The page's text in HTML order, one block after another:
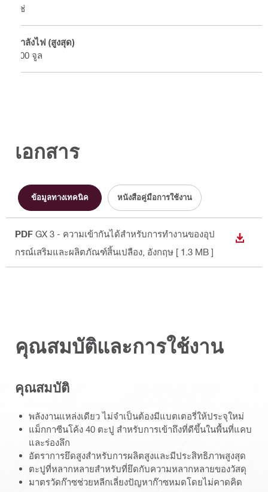
ใช่
กำลังไฟ (สูงสุด)
100 จูล
เอกสาร
ข้อมูลทางเทคนิค หนังสือคู่มือการใช้งาน
PDF GX 3 - ความเข้ากันได้สำหรับการทำงานของอุป
กรณ์เสริมและผลิตภัณฑ์สิ้นเปลือง , อังกฤษ [ 1.3 MB ]
คุณสมบัติและการใช้งาน
คุณสมบัติ
พลังงานแหล่งเดียว ไม่จำเป็นต้องมีแบตเตอรี่ให้ประจุใหม่
แม็กกาซีนโค้ง 40 ตะปู สำหรับการเข้าถึงที่ดีขึ้นในพื้นที่แคบ
และร่องลึก
อัตราการยึดสูงสำหรับการผลิตสูงและมีประสิทธิภาพสูงสุด
ตะปูที่หลากหลายสำหรับที่ยึดกับความหลากหลายของวัสดุ
มาตรวัดก๊าซช่วยหลีกเลี่ยงปัญหาก๊าซหมดโดยไม่คาดคิด